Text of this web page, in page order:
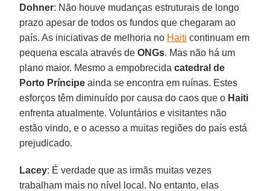
Dohner: Não houve mudanças estruturais de longo
prazo apesar de todos os fundos que chegaram ao
país. As iniciativas de melhoria no Haiti continuam em
pequena escala através deONGs. Mas não há um
plano maior. Mesmo a empobrecida catedral de
Porto Príncipe ainda se encontra em ruínas. Estes
esforços têm diminuído por causa do caos que o Haiti
enfrenta atualmente. Voluntários e visitantes não
estão vindo, e o acesso a muitas regiões do país está
prejudicado.
Lacey: É verdade que as irmãs muitas vezes
trabalham mais no nível local. No entanto, elas